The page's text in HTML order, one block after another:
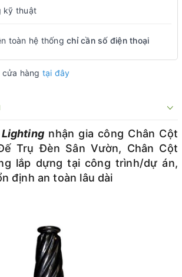
kỹ thuật
toàn hệ thống chỉ cần số điện thoại
cửa hàng tại đây
nhận gia công Chân Cột
Trụ Đèn Sân Vườn, Chân Cột
lắp dựng tại công trình/dự án,
định an toàn lâu dài